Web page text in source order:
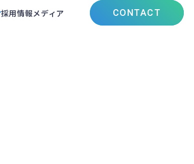
採用情報メディア CONTACT